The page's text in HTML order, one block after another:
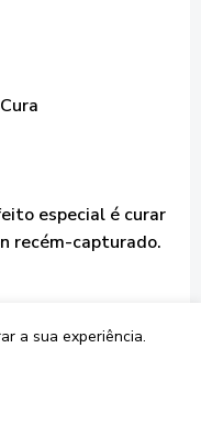
especial é curar
recém-capturado.
a sua experiência.